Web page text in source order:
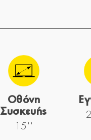
Οθόνη
Συσκευής
15''